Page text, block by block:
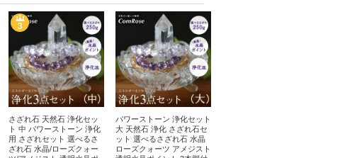
さざれ石 天然石 浄化セッ
ト 中 パワーストーン 浄化
用 さざれセット 選べるさ
ざれ石 水晶/ローズクォー
パワーストーン 浄化セット
大 天然石 浄化 さざれ石セ
ット 選べるさざれ石 水晶
ローズクォーツ アメジスト